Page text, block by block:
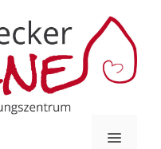
Menü